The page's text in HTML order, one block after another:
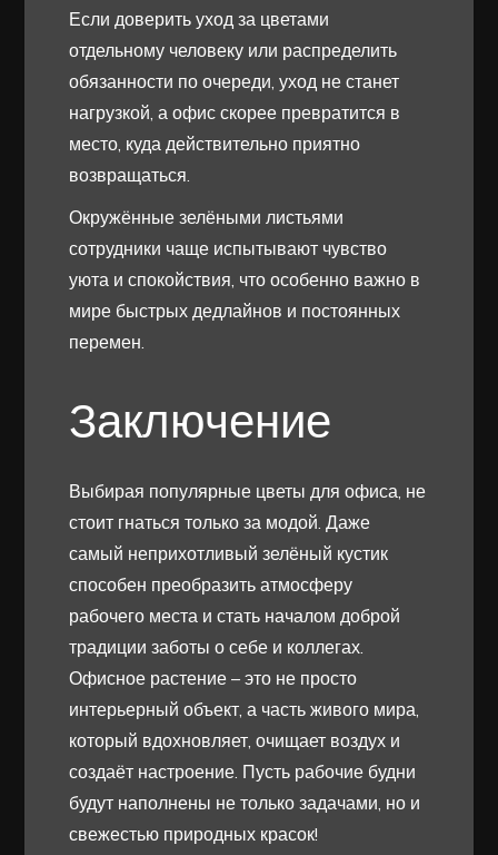
Если доверить уход за цветами
отдельному человеку или распределить
обязанности по очереди, уход не станет
нагрузкой, а офис скорее превратится в
место, куда действительно приятно
возвращаться.
Окружённые зелёными листьями
сотрудники чаще испытывают чувство
уюта и спокойствия, что особенно важно в
мире быстрых дедлайнов и постоянных
перемен.
Заключение
Выбирая популярные цветы для офиса, не
стоит гнаться только за модой. Даже
самый неприхотливый зелёный кустик
способен преобразить атмосферу
рабочего места и стать началом доброй
традиции заботы о себе и коллегах.
Офисное растение – это не просто
интерьерный объект, а часть живого мира,
который вдохновляет, очищает воздух и
создаёт настроение. Пусть рабочие будни
будут наполнены не только задачами, но и
свежестью природных красок!